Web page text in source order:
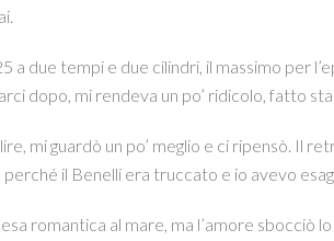
a due tempi e due cilindri, il massimo per
dopo, mi rendeva un po’ ridicolo, fatto
mi guardò un po’ meglio e ci ripensò. Il
il Benelli era truccato e io avevo
romantica al mare, ma l’amore sbocciò